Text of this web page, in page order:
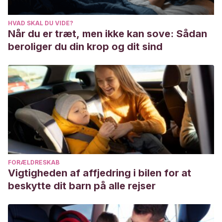
efectos del divorcio en los hijos.Psicothema,4(2), 491-511.
Salvador, G. P., & Del Barrio, V.
(1995). El efecto del
divorcio sobre la ansiedad de los hijos.
489-497.
https://www.redalyc.org/pdf/727/72707302.pdf
Shaw, D.(1991) The Effects of divorce on children’s
adjustment. Behavior Modification, 15(4), 456-485.
Testor, C. P., Pujol, M. D., Vidal, C. V., & Alegret, I. A.
(2009). El divorcio: una aproximación psicológica.
Universidad Ramon Llull,2, 39-46.
https://www.researchgate.net/profile/Carles_Testor/
divorcio-una-aproximacion-psicologica.pdf
HVAD SKAL DU VIDE?
Når du er træt, men ikke kan sove: Sådan
beroliger du din krop og dit sind
FORÆLDRESKAB
Vigtigheden af affjedring i bilen for at
beskytte dit barn på alle rejser